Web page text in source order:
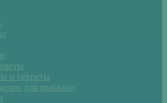
и секреты
для рыбалки